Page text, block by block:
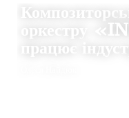
оркестру
працює